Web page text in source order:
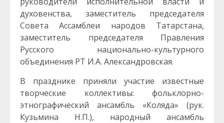
духовенства, заместитель председателя
Совета Ассамблеи народов Татарстана,
заместитель председателя Правления
Русского национально-культурного
объединения РТ И.А. Александровская.
В празднике приняли участие известные
творческие коллективы: фольклорно-
этнографический ансамбль «Коляда» (рук.
Кузьмина Н.П.), народный ансамбль